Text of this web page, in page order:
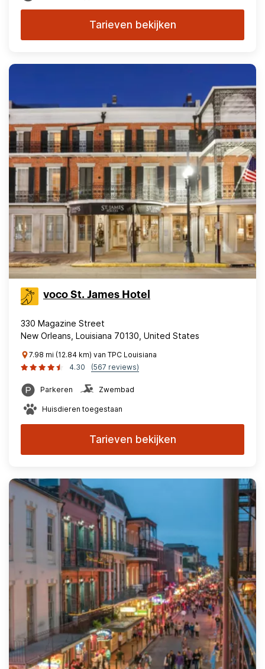
Tarieven bekijken
voco St. James Hotel
330 Magazine Street
New Orleans, Louisiana 70130, United States
7.98 mi (12.84 km) van TPC Louisiana
4.30
(567 reviews)
Parkeren Zwembad
Huisdieren toegestaan
Tarieven bekijken